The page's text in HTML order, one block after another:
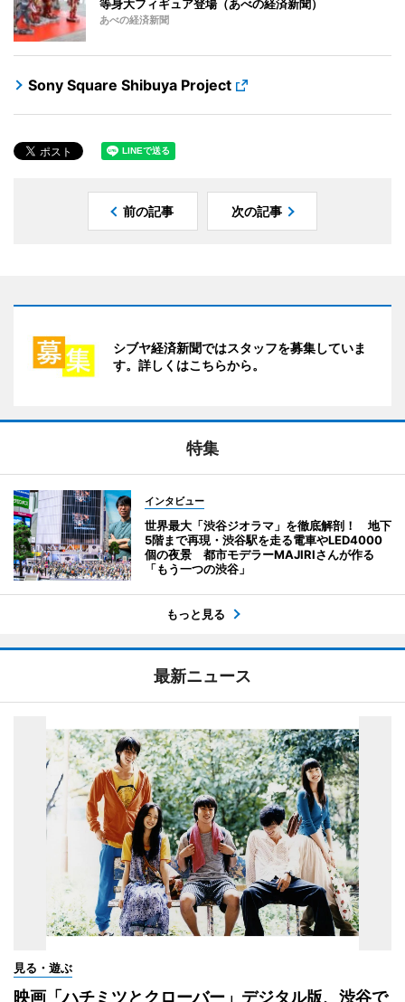
等身大フィギュア登場（あべの経済新聞）
あべの経済新聞
Sony Square Shibuya Project
前の記事 次の記事
シブヤ経済新聞ではスタッフを募集していま
す。詳しくはこちらから。
特集
インタビュー
世界最大「渋谷ジオラマ」を徹底解剖！ 地下
5階まで再現・渋谷駅を走る電車やLED4000
個の夜景 都市モデラーMAJIRIさんが作る
「もう一つの渋谷」
もっと見る
最新ニュース
見る・遊ぶ
映画「ハチミツとクローバー」デジタル版、渋谷で